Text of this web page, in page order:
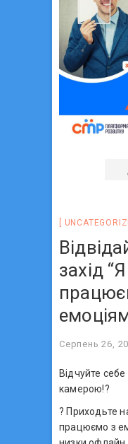
захід
Серпень 26,
Відчуйте
камерою!?
? Приходьте
працюємо з